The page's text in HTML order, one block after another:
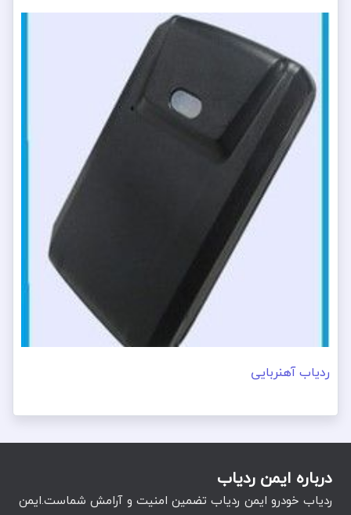
ردیاب آهنربایی
درباره ایمن ردیاب
ردیاب خودرو ایمن ردیاب تضمین امنیت و آرامش شماست.ایمن